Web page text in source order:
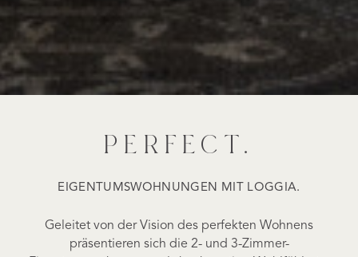
PERFECT.
EIGENTUMSWOHNUNGEN MIT LOGGIA.
Geleitet von der Vision des perfekten Wohnens
präsentieren sich die 2- und 3-Zimmer-